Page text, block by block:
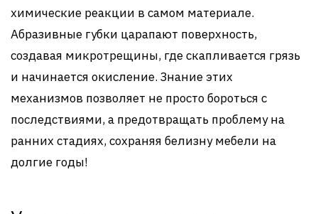
химические реакции в самом материале.
Абразивные губки царапают поверхность,
создавая микротрещины, где скапливается грязь
и начинается окисление. Знание этих
механизмов позволяет не просто бороться с
последствиями, а предотвращать проблему на
ранних стадиях, сохраняя белизну мебели на
долгие годы!